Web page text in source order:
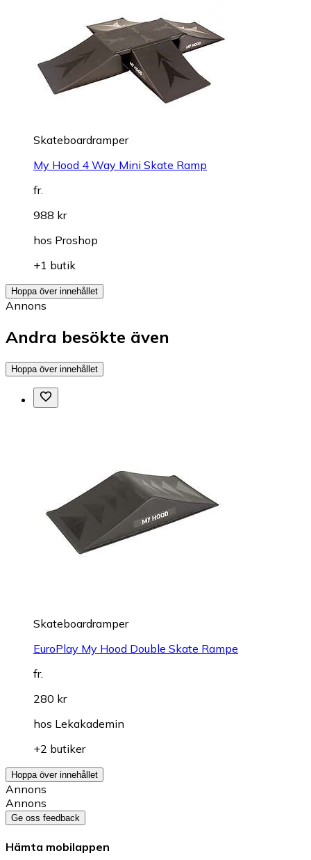
Skateboardramper
My Hood 4 Way Mini Skate Ramp
fr.
988 kr
hos Proshop
+1 butik
Hoppa över innehållet
Annons
Andra besökte även
Hoppa över innehållet
Skateboardramper
EuroPlay My Hood Double Skate Rampe
fr.
280 kr
hos Lekakademin
+2 butiker
Hoppa över innehållet
Annons
Annons
Ge oss feedback
Hämta mobilappen